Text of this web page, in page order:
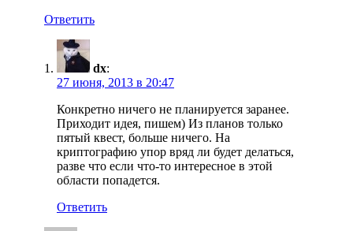
Ответить
dx:
27 июня, 2013 в 20:47
Конкретно ничего не планируется заранее.
Приходит идея, пишем) Из планов только
пятый квест, больше ничего. На
криптографию упор вряд ли будет делаться,
разве что если что-то интересное в этой
области попадется.
Ответить